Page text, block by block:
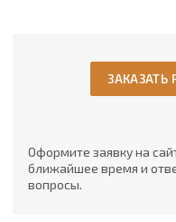
ЗАКАЗАТЬ
Оформите заявку на
ближайшее время и
вопросы.